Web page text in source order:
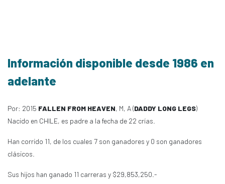
Información disponible desde 1986 en
adelante
Por: 2015 FALLEN FROM HEAVEN, M, A (DADDY LONG LEGS)
Nacido en CHILE, es padre a la fecha de 22 crías.
Han corrido 11, de los cuales 7 son ganadores y 0 son ganadores
clásicos.
Sus hijos han ganado 11 carreras y $29,853,250.-